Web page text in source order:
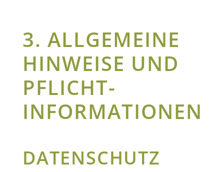
3. ALLGEMEINE
HINWEISE UND
PFLICHT­
INFORMATIONEN
DATENSCHUTZ